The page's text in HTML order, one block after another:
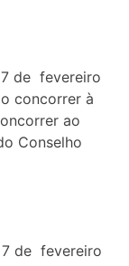
de fevereiro
concorrer à
ao
Conselho
7 de fevereiro